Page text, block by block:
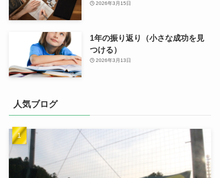
2026年3月15日
1年の振り返り（小さな成功を見
つける）
2026年3月13日
人気ブログ